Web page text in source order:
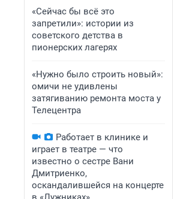
«Сейчас бы всё это
запретили»: истории из
советского детства в
пионерских лагерях
«Нужно было строить новый»:
омичи не удивлены
затягиванию ремонта моста у
Телецентра
Работает в клинике и
играет в театре — что
известно о сестре Вани
Дмитриенко,
оскандалившейся на концерте